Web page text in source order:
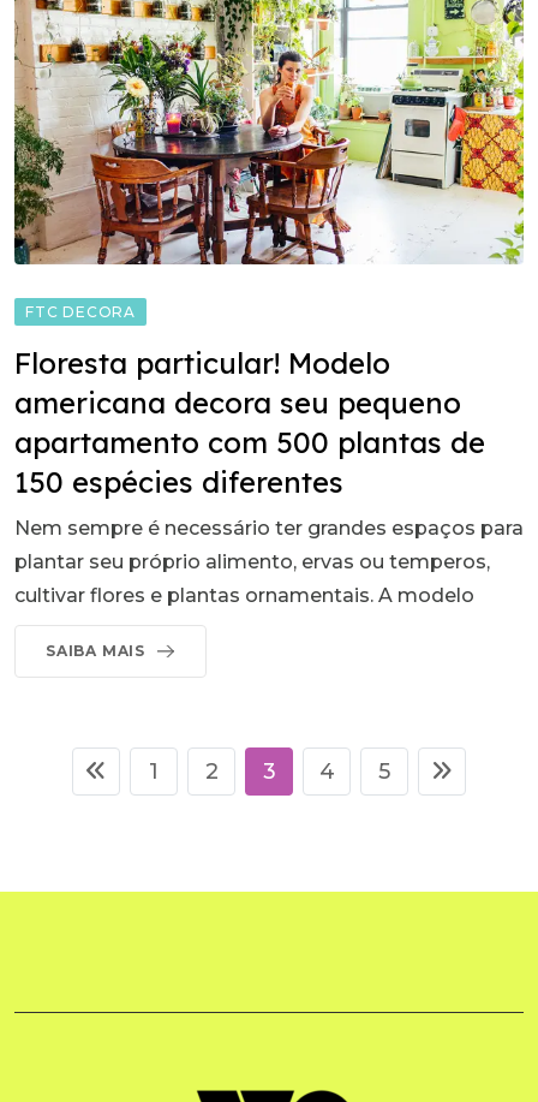
FTC DECORA
Floresta particular! Modelo
americana decora seu pequeno
apartamento com 500 plantas de
150 espécies diferentes
Nem sempre é necessário ter grandes espaços para
plantar seu próprio alimento, ervas ou temperos,
cultivar flores e plantas ornamentais. A modelo
SAIBA MAIS
1 2 3 4 5